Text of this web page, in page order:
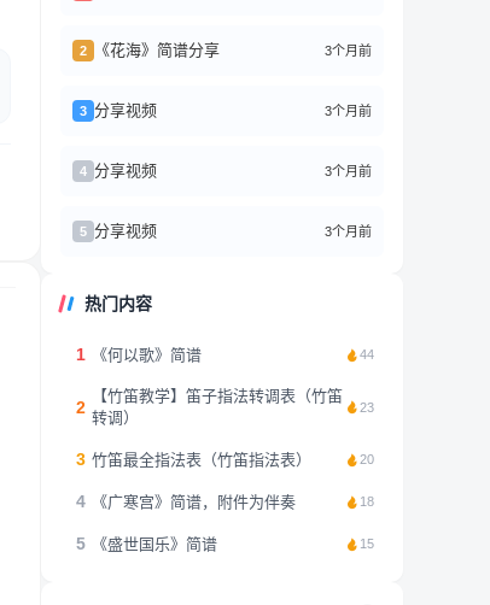
2 《花海》简谱分享 3个月前
3 分享视频 3个月前
4 分享视频 3个月前
5 分享视频 3个月前
热门内容
1 《何以歌》简谱 44
2
【竹笛教学】笛子指法转调表（竹笛
转调）
23
3 竹笛最全指法表（竹笛指法表） 20
4 《广寒宫》简谱，附件为伴奏 18
5 《盛世国乐》简谱 15